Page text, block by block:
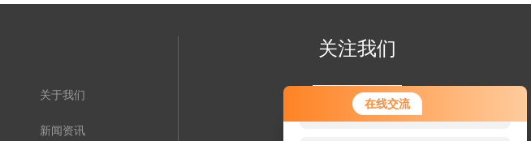
在线交流
您好！欢迎前来咨询，很高兴为您
服务，请问您要咨询什么问题呢？
关于我们
新闻资讯
关注我们